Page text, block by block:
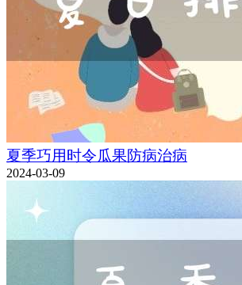
夏季巧用时令瓜果防病治病
2024-03-09